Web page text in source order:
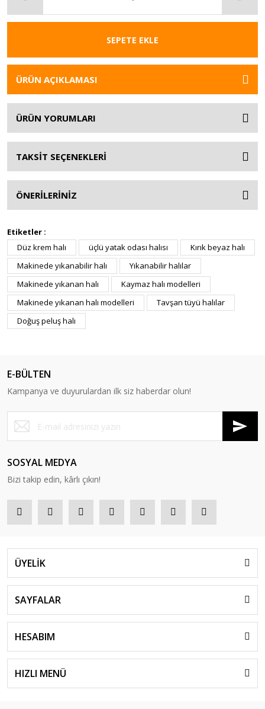
SEPETE EKLE
ÜRÜN AÇIKLAMASI
ÜRÜN YORUMLARI
TAKSİT SEÇENEKLERİ
ÖNERİLERİNİZ
Etiketler :
Düz krem halı
üçlü yatak odası halısı
Kırık beyaz halı
Makinede yıkanabilir halı
Yıkanabilir halılar
Makinede yıkanan halı
Kaymaz halı modelleri
Makinede yıkanan halı modelleri
Tavşan tüyü halılar
Doğuş peluş halı
E-BÜLTEN
Kampanya ve duyurulardan ilk siz haberdar olun!
SOSYAL MEDYA
Bizi takip edin, kârlı çıkın!
ÜYELİK
SAYFALAR
HESABIM
HIZLI MENÜ